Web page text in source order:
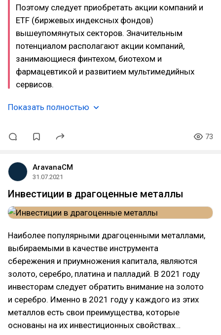
Поэтому следует приобретать акции компаний и
ETF (биржевых индексных фондов)
вышеупомянутых секторов. Значительным
потенциалом располагают акции компаний,
занимающиеся финтехом, биотехом и
фармацевтикой и развитием мультимедийных
сервисов.
Показать полностью
73
AravanaCM
31.07.2021
Инвестиции в драгоценные металлы
Наиболее популярными драгоценными металлами,
выбираемыми в качестве инструмента
сбережения и приумножения капитала, являются
золото, серебро, платина и палладий. В 2021 году
инвесторам следует обратить внимание на золото
и серебро. Именно в 2021 году у каждого из этих
металлов есть свои преимущества, которые
основаны на их инвестиционных свойствах…